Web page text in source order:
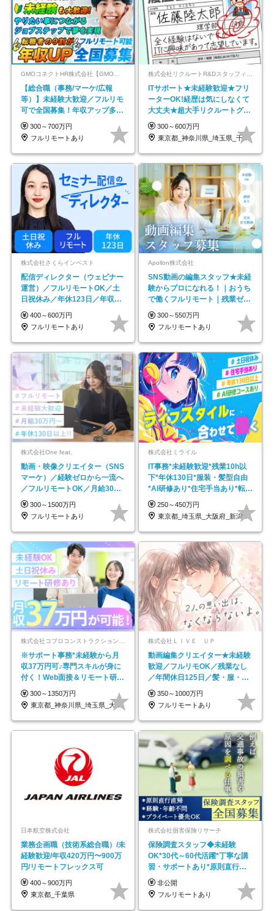
GMOコネクトHR株式会社【GMOインターネットグループ】
【総合職（事務/マーケ/広報
等）】未経験大歓迎／フルリモ
可で全国募集！年収アップ多数
★年休最大130日★
300～700万円
フルリモートあり
ITサポート★未経験歓迎★フリ
ーターOK!経歴は気にしなくて
大丈夫★超大手リクルートグル
ープの正社員/sg
300～600万円
東京都_神奈川県_埼玉県_千葉県_大阪府…
株式会社さくらインベスト
配信ディレクター（ウェビナー
運営）／フルリモートOK／土
日祝休み／年休123日／年収
600万円可
400～600万円
フルリモートあり
Apollon株式会社
SNS動画の編集スタッフ★未経
験からプロになれる！｜おうち
で働くフルリモート｜残業ゼロ
で18時退勤◎
300～550万円
フルリモートあり
株式会社One feat.
動画・映像クリエイター（SNS
マーケ）／経験ゼロから一流へ
／フルリモートOK／月給30万
円～／年休130日以上
300～1500万円
フルリモートあり
株式会社ミライル
IT事務*未経験歓迎*残業10h以
下*年休130日*服装・髪型自由
*AI研修あり*住宅手当あり*転勤
なし
250～450万円
東京都_埼玉県_大阪府_新潟県_福岡県
※サポート事務*未経験から月
収37万円可♪専門スキルが身に
付く！Web面接＆リモート研修
も充実♪/a
300～1350万円
東京都_神奈川県_埼玉県_大阪府_愛知県…
株式会社ＬＩＶＥ ＵＰ
動画編集クリエイター★未経験
歓迎／フルリモOK／残業なし
／年間休日125日／髪・服・ネ
イル自由／研修充実で安心
350～1000万円
フルリモートあり
日本航空株式会社
業務企画職（技術系総合職）/未
経験歓迎/年収420万円〜900万
円/リモートフレックス可
400～900万円
東京都_千葉県
株式会社損害保険リサーチ
保険調査スタッフ◆未経験
OK*30代～60代活躍*丁寧な講
習・サポートあり*原則直行直
帰／全国募集・業務委託
非公開
フルリモートあり